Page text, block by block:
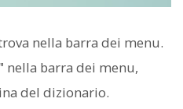
nella barra dei menu.
nella barra dei menu,
del dizionario.